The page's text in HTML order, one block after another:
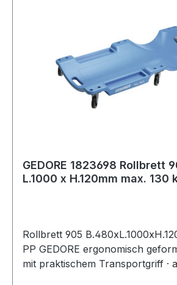
GEDORE 1823698 Rollbrett
L.1000 x H.120mm max. 130
Rollbrett 905
PP GEDORE ergonomisch
mit praktischem Transportgriff ·